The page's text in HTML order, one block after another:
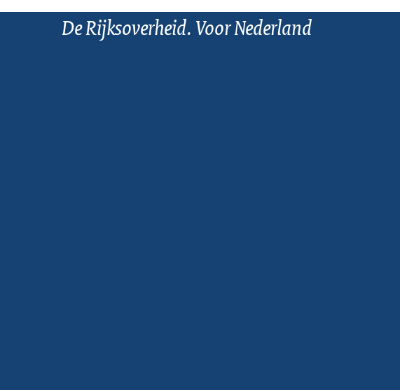
De Rijksoverheid. Voor Nederland